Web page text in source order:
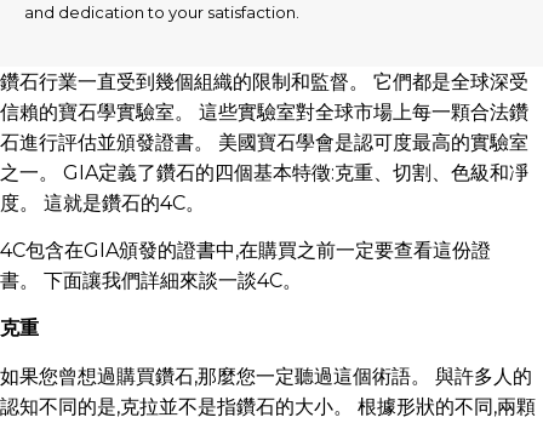
and dedication to your satisfaction.
鑽石行業一直受到幾個組織的限制和監督。 它們都是全球深受
信賴的寶石學實驗室。 這些實驗室對全球市場上每一顆合法鑽
石進行評估並頒發證書。 美國寶石學會是認可度最高的實驗室
之一。 GIA定義了鑽石的四個基本特徵:克重、切割、色級和凈
度。 這就是鑽石的4C。
4C包含在GIA頒發的證書中,在購買之前一定要查看這份證
書。 下面讓我們詳細來談一談4C。
克重
如果您曾想過購買鑽石,那麼您一定聽過這個術語。 與許多人的
認知不同的是,克拉並不是指鑽石的大小。 根據形狀的不同,兩顆